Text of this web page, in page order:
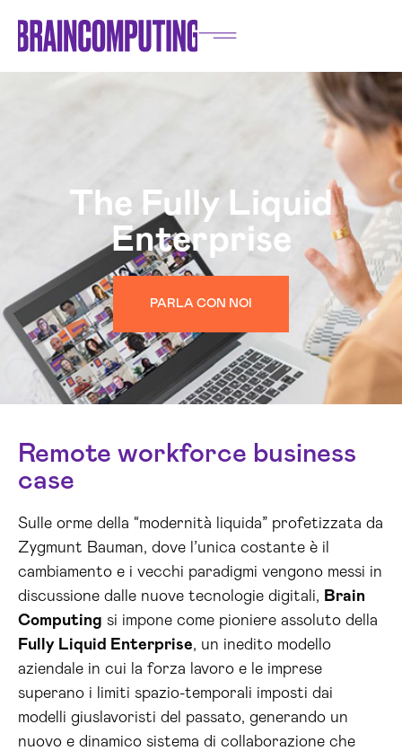
The Fully Liquid
Enterprise
PARLA CON NOI
Remote workforce business
case
Sulle orme della “modernità liquida” profetizzata da
Zygmunt Bauman, dove l’unica costante è il
cambiamento e i vecchi paradigmi vengono messi in
discussione dalle nuove tecnologie digitali, Brain
Computing si impone come pioniere assoluto della
Fully Liquid Enterprise, un inedito modello
aziendale in cui la forza lavoro e le imprese
superano i limiti spazio-temporali imposti dai
modelli giuslavoristi del passato, generando un
nuovo e dinamico sistema di collaborazione che